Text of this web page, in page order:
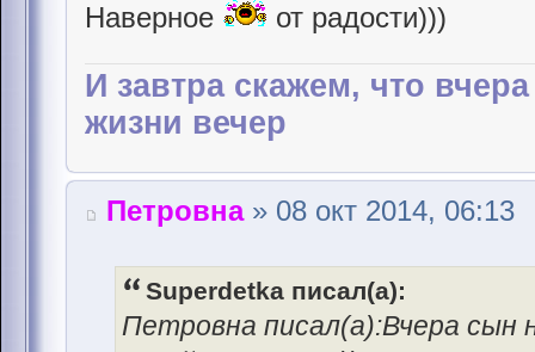
Наверное от радости)))
И завтра скажем, что
жизни вечер
Петровна» 08 окт 2014, 06:13
Superdetka писал(а):
Петровна писал(а):Вчера сын